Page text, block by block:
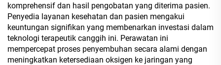
komprehensif dan hasil pengobatan yang diterima pasien.
Penyedia layanan kesehatan dan pasien mengakui
keuntungan signifikan yang membenarkan investasi dalam
teknologi terapeutik canggih ini. Perawatan ini
mempercepat proses penyembuhan secara alami dengan
meningkatkan ketersediaan oksigen ke jaringan yang